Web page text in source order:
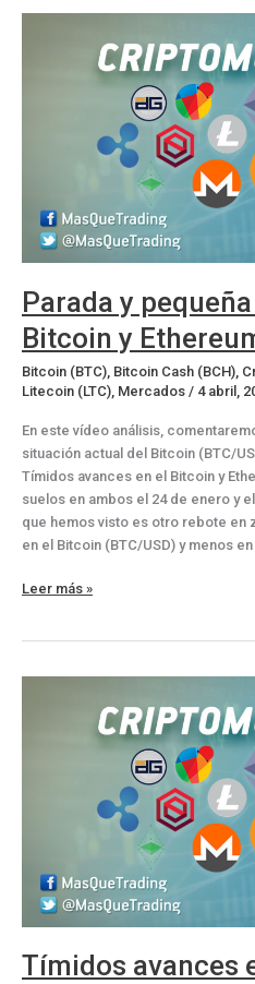
de
Parada y
Bitcoin y
Bitcoin (BTC), Bitcoin Cash (BCH),
Litecoin (LTC), Mercados / 4 abril,
En este vídeo análisis,
situación actual del Bitcoin (BTC/
Tímidos avances en el Bitcoin y
suelos en ambos el 24 de enero y
que hemos visto es otro rebote en
en el Bitcoin (BTC/USD) y menos
Parada
en
Leer más »
Tímidos avances